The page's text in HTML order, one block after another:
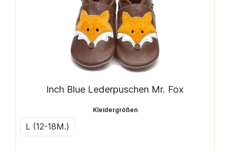
Inch Blue Lederpuschen Mr. Fox
Kleidergrößen
L (12-18M.)